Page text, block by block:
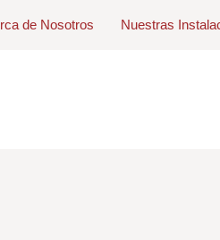
de Nosotros Nuestras